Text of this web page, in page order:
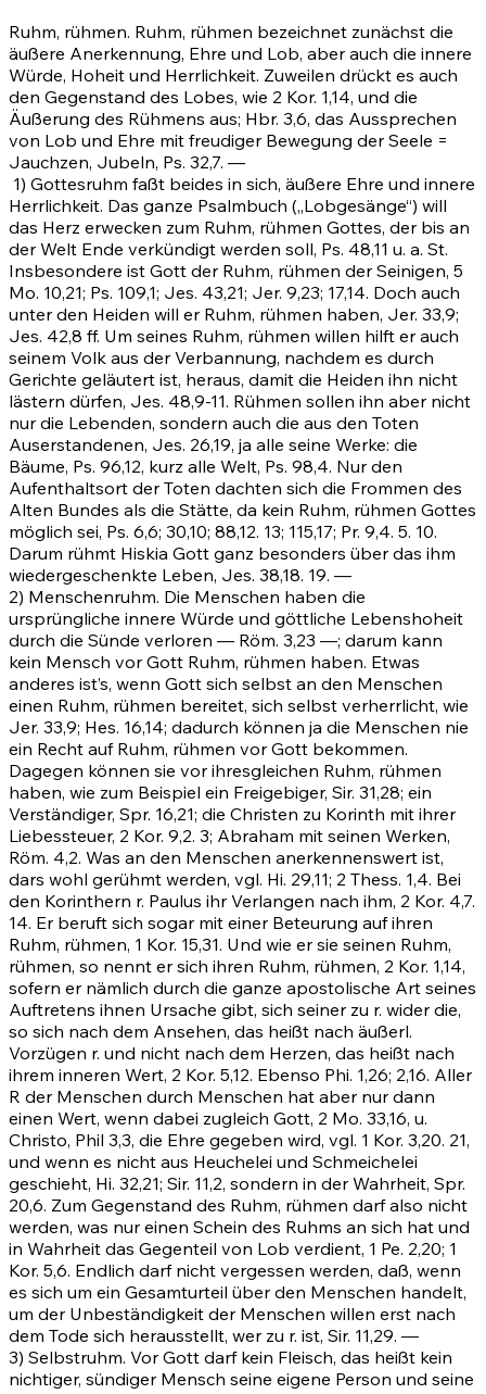
Ruhm, rühmen. Ruhm, rühmen bezeichnet zunächst die
äußere Anerkennung, Ehre und Lob, aber auch die innere
Würde, Hoheit und Herrlichkeit. Zuweilen drückt es auch
den Gegenstand des Lobes, wie 2 Kor. 1,14, und die
Äußerung des Rühmens aus; Hbr. 3,6, das Aussprechen
von Lob und Ehre mit freudiger Bewegung der Seele =
Jauchzen, Jubeln, Ps. 32,7. —
1) Gottesruhm faßt beides in sich, äußere Ehre und innere
Herrlichkeit. Das ganze Psalmbuch („Lobgesänge“) will
das Herz erwecken zum Ruhm, rühmen Gottes, der bis an
der Welt Ende verkündigt werden soll, Ps. 48,11 u. a. St.
Insbesondere ist Gott der Ruhm, rühmen der Seinigen, 5
Mo. 10,21; Ps. 109,1; Jes. 43,21; Jer. 9,23; 17,14. Doch auch
unter den Heiden will er Ruhm, rühmen haben, Jer. 33,9;
Jes. 42,8 ff. Um seines Ruhm, rühmen willen hilft er auch
seinem Volk aus der Verbannung, nachdem es durch
Gerichte geläutert ist, heraus, damit die Heiden ihn nicht
lästern dürfen, Jes. 48,9-11. Rühmen sollen ihn aber nicht
nur die Lebenden, sondern auch die aus den Toten
Auserstandenen, Jes. 26,19, ja alle seine Werke: die
Bäume, Ps. 96,12, kurz alle Welt, Ps. 98,4. Nur den
Aufenthaltsort der Toten dachten sich die Frommen des
Alten Bundes als die Stätte, da kein Ruhm, rühmen Gottes
möglich sei, Ps. 6,6; 30,10; 88,12. 13; 115,17; Pr. 9,4. 5. 10.
Darum rühmt Hiskia Gott ganz besonders über das ihm
wiedergeschenkte Leben, Jes. 38,18. 19. —
2) Menschenruhm. Die Menschen haben die
ursprüngliche innere Würde und göttliche Lebenshoheit
durch die Sünde verloren — Röm. 3,23 —; darum kann
kein Mensch vor Gott Ruhm, rühmen haben. Etwas
anderes ist’s, wenn Gott sich selbst an den Menschen
einen Ruhm, rühmen bereitet, sich selbst verherrlicht, wie
Jer. 33,9; Hes. 16,14; dadurch können ja die Menschen nie
ein Recht auf Ruhm, rühmen vor Gott bekommen.
Dagegen können sie vor ihresgleichen Ruhm, rühmen
haben, wie zum Beispiel ein Freigebiger, Sir. 31,28; ein
Verständiger, Spr. 16,21; die Christen zu Korinth mit ihrer
Liebessteuer, 2 Kor. 9,2. 3; Abraham mit seinen Werken,
Röm. 4,2. Was an den Menschen anerkennenswert ist,
dars wohl gerühmt werden, vgl. Hi. 29,11; 2 Thess. 1,4. Bei
den Korinthern r. Paulus ihr Verlangen nach ihm, 2 Kor. 4,7.
14. Er beruft sich sogar mit einer Beteurung auf ihren
Ruhm, rühmen, 1 Kor. 15,31. Und wie er sie seinen Ruhm,
rühmen, so nennt er sich ihren Ruhm, rühmen, 2 Kor. 1,14,
sofern er nämlich durch die ganze apostolische Art seines
Auftretens ihnen Ursache gibt, sich seiner zu r. wider die,
so sich nach dem Ansehen, das heißt nach äußerl.
Vorzügen r. und nicht nach dem Herzen, das heißt nach
ihrem inneren Wert, 2 Kor. 5,12. Ebenso Phi. 1,26; 2,16. Aller
R der Menschen durch Menschen hat aber nur dann
einen Wert, wenn dabei zugleich Gott, 2 Mo. 33,16, u.
Christo, Phil 3,3, die Ehre gegeben wird, vgl. 1 Kor. 3,20. 21,
und wenn es nicht aus Heuchelei und Schmeichelei
geschieht, Hi. 32,21; Sir. 11,2, sondern in der Wahrheit, Spr.
20,6. Zum Gegenstand des Ruhm, rühmen darf also nicht
werden, was nur einen Schein des Ruhms an sich hat und
in Wahrheit das Gegenteil von Lob verdient, 1 Pe. 2,20; 1
Kor. 5,6. Endlich darf nicht vergessen werden, daß, wenn
es sich um ein Gesamturteil über den Menschen handelt,
um der Unbeständigkeit der Menschen willen erst nach
dem Tode sich herausstellt, wer zu r. ist, Sir. 11,29. —
3) Selbstruhm. Vor Gott darf kein Fleisch, das heißt kein
nichtiger, sündiger Mensch seine eigene Person und seine